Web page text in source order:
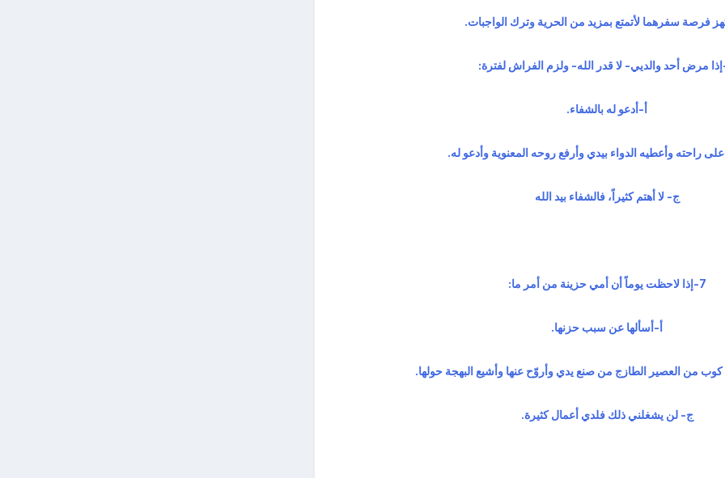
فرصة سفرهما لأتمتع بمزيد من الحرية وترك الواجبات.
أ‌-أدعو له بالشفاء.
راحته وأعطيه الدواء بيدي وأرفع روحه المعنوية وأدعو له.
ج- لا أهتم كثيراً، فالشفاء بيد الله
7-إذا لاحظت يوماً أن أمي حزينة من أمر ما:
أ‌-أسألها عن سبب حزنها.
كوب من العصير الطازج من صنع يدي وأروّح عنها وأشيع البهجة حولها.
ج- لن يشغلني ذلك فلدي أعمال كثيرة.